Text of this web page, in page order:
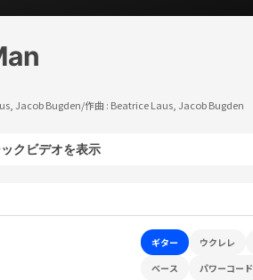
Jacob Bugden/作曲 : Beatrice Laus, Jacob Bugden
クビデオを表示
ギター ウクレレ
ベース
パワーコード